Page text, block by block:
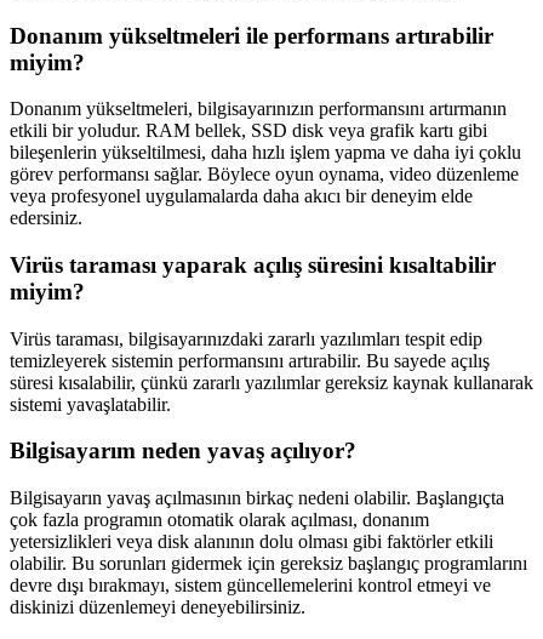
Donanım yükseltmeleri ile performans artırabilir
miyim?
Donanım yükseltmeleri, bilgisayarınızın performansını artırmanın
etkili bir yoludur. RAM bellek, SSD disk veya grafik kartı gibi
bileşenlerin yükseltilmesi, daha hızlı işlem yapma ve daha iyi çoklu
görev performansı sağlar. Böylece oyun oynama, video düzenleme
veya profesyonel uygulamalarda daha akıcı bir deneyim elde
edersiniz.
Virüs taraması yaparak açılış süresini kısaltabilir
miyim?
Virüs taraması, bilgisayarınızdaki zararlı yazılımları tespit edip
temizleyerek sistemin performansını artırabilir. Bu sayede açılış
süresi kısalabilir, çünkü zararlı yazılımlar gereksiz kaynak kullanarak
sistemi yavaşlatabilir.
Bilgisayarım neden yavaş açılıyor?
Bilgisayarın yavaş açılmasının birkaç nedeni olabilir. Başlangıçta
çok fazla programın otomatik olarak açılması, donanım
yetersizlikleri veya disk alanının dolu olması gibi faktörler etkili
olabilir. Bu sorunları gidermek için gereksiz başlangıç programlarını
devre dışı bırakmayı, sistem güncellemelerini kontrol etmeyi ve
diskinizi düzenlemeyi deneyebilirsiniz.